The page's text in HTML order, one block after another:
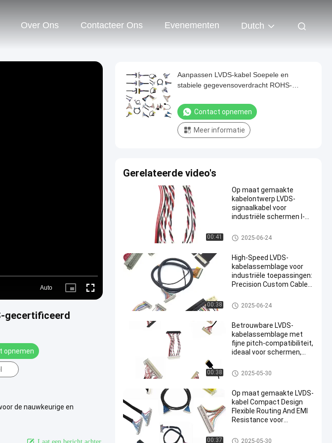
Over Ons Contacteer Ons Evenementen Dutch
Auto
Picture- Fullscreen
gecertificeerd
opnemen
de nauwkeurige en
Laat een bericht achter.
Aanpassen LVDS-kabel Soepele en
stabiele gegevensoverdracht ROHS-
Contact opnemen
Meer informatie
Gerelateerde video's
00:41
Op maat gemaakte
kabelontwerp LVDS-
signaalkabel voor
industriële schermen I-
Compatibel
LVDS-kabels
2025-06-24
00:38
High-Speed LVDS-
kabelassemblage voor
industriële toepassingen:
Precision Custom Cable
gegevensoverdracht,
laag geluid en robuuste
LVDS-kabels
2025-06-24
00:38
Betrouwbare LVDS-
kabelassemblage met
fijne pitch-compatibiliteit,
ideaal voor schermen,
apparaten
LVDS-kabels
2025-05-30
00:37
Op maat gemaakte LVDS-
kabel Compact Design
Flexible Routing And EMI
Resistance voor
LVDS-kabels
2025-05-30